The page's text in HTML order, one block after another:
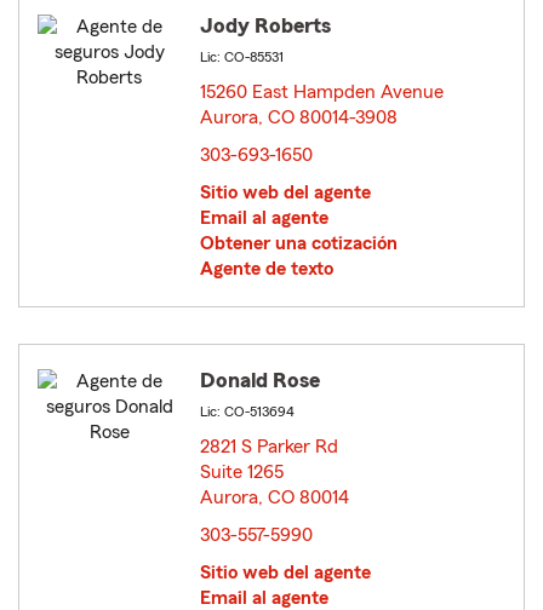
Jody Roberts
Lic: CO-85531
15260 East Hampden Avenue
Aurora, CO 80014-3908
303-693-1650
Sitio web del agente
Email al agente
Obtener una cotización
Agente de texto
Donald Rose
Lic: CO-513694
2821 S Parker Rd
Suite 1265
Aurora, CO 80014
303-557-5990
Sitio web del agente
Email al agente